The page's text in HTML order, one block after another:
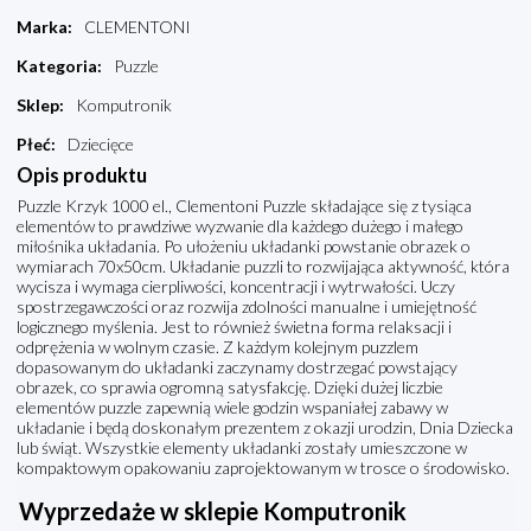
Marka:
CLEMENTONI
Kategoria:
Puzzle
Sklep:
Komputronik
Płeć: Dziecięce
Opis produktu
Puzzle Krzyk 1000 el., Clementoni Puzzle składające się z tysiąca
elementów to prawdziwe wyzwanie dla każdego dużego i małego
miłośnika układania. Po ułożeniu układanki powstanie obrazek o
wymiarach 70x50cm. Układanie puzzli to rozwijająca aktywność, która
wycisza i wymaga cierpliwości, koncentracji i wytrwałości. Uczy
spostrzegawczości oraz rozwija zdolności manualne i umiejętność
logicznego myślenia. Jest to również świetna forma relaksacji i
odprężenia w wolnym czasie. Z każdym kolejnym puzzlem
dopasowanym do układanki zaczynamy dostrzegać powstający
obrazek, co sprawia ogromną satysfakcję. Dzięki dużej liczbie
elementów puzzle zapewnią wiele godzin wspaniałej zabawy w
układanie i będą doskonałym prezentem z okazji urodzin, Dnia Dziecka
lub świąt. Wszystkie elementy układanki zostały umieszczone w
kompaktowym opakowaniu zaprojektowanym w trosce o środowisko.
Wyprzedaże w sklepie Komputronik